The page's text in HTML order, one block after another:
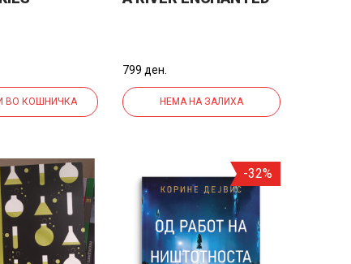
ВО КОШНИЧКА
799 ден.
НЕМА НА ЗАЛИХА
-32%